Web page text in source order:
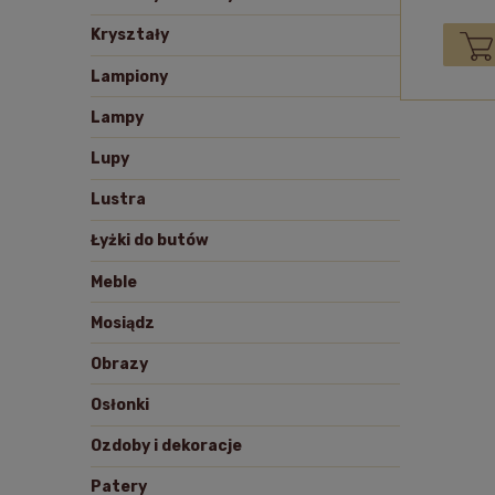
Kryształy
Lampiony
Lampy
Lupy
Lustra
Łyżki do butów
Meble
Mosiądz
Obrazy
Osłonki
Ozdoby i dekoracje
Patery